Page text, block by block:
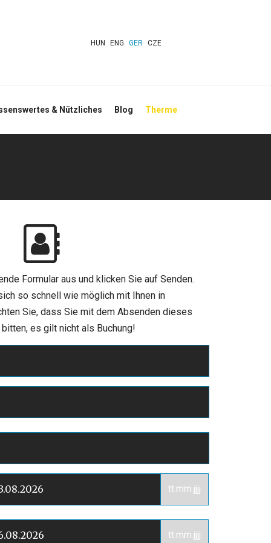
HUN ENG GER CZE
& Nützliches Blog Therme
Formular aus und klicken Sie auf Senden.
so schnell wie möglich mit Ihnen in
Sie, dass Sie mit dem Absenden dieses
es gilt nicht als Buchung!
tt.mm.jjjj
tt.mm.jjjj